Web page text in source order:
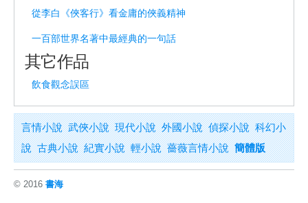
從李白《俠客行》看金庸的俠義精神
一百部世界名著中最經典的一句話
其它作品
飲食觀念誤區
言情小說 武俠小說 現代小說 外國小說 偵探小說 科幻小
說 古典小說 紀實小說 輕小說 薔薇言情小說 簡體版
© 2016 書海